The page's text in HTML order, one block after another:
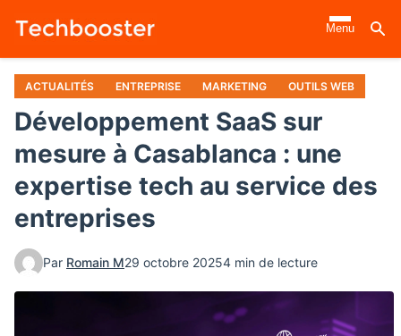
contenu
principal
Menu
ACTUALITÉS ENTREPRISE MARKETING OUTILS WEB
Développement SaaS sur
mesure à Casablanca : une
expertise tech au service des
entreprises
Par Romain M29 octobre 20254 min de lecture